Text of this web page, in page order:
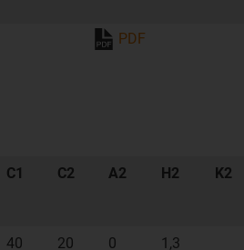
PDF
C1 C2 A2 H2 K2
40 20 0 1,3